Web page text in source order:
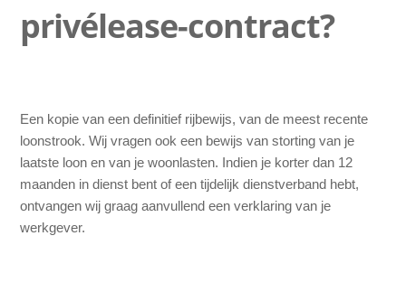
Kan ik meerdere auto's bestellen op een naam?
privélease-contract?
Een kopie van een definitief rijbewijs, van de meest recente
loonstrook. Wij vragen ook een bewijs van storting van je
laatste loon en van je woonlasten. Indien je korter dan 12
maanden in dienst bent of een tijdelijk dienstverband hebt,
ontvangen wij graag aanvullend een verklaring van je
werkgever.